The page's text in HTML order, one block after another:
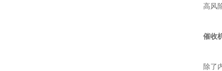
高风
催收
除了